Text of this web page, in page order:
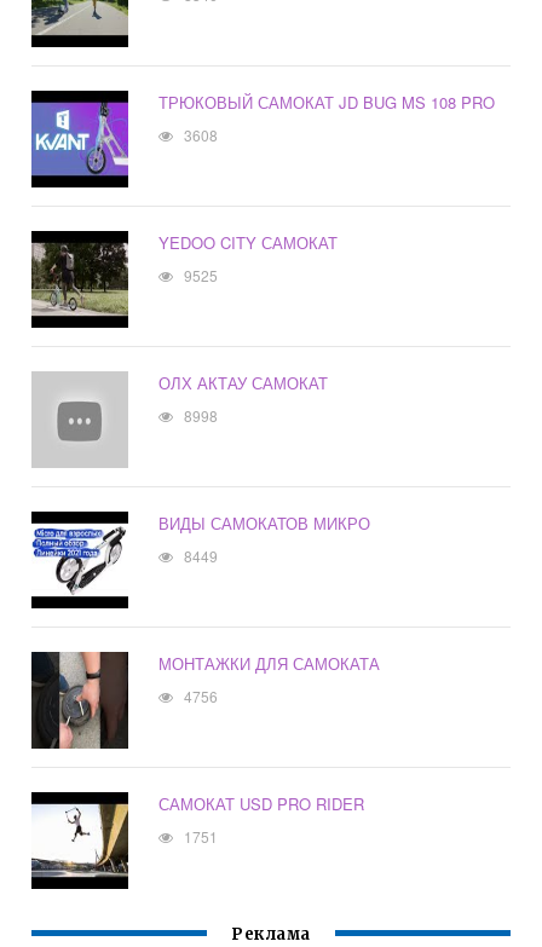
ТРЮКОВЫЙ САМОКАТ JD BUG MS 108 PRO
3608
YEDOO CITY САМОКАТ
9525
ОЛХ АКТАУ САМОКАТ
8998
ВИДЫ САМОКАТОВ МИКРО
8449
МОНТАЖКИ ДЛЯ САМОКАТА
4756
САМОКАТ USD PRO RIDER
1751
Реклама